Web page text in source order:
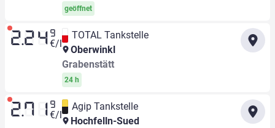
geöffnet
2.24 9
€/l
TOTAL Tankstelle
Oberwinkl
Grabenstätt
24 h
2.71 9
€/l
Agip Tankstelle
Hochfelln-Sued